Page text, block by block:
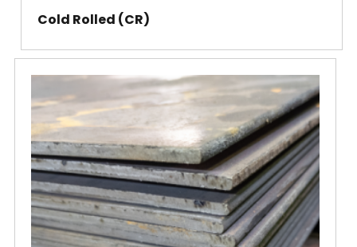
Cold Rolled (CR)